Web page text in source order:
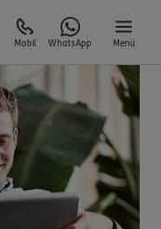
Mobil WhatsApp Menü